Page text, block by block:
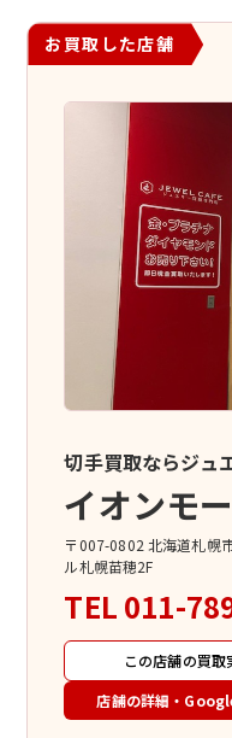
お買取した店舗
切手買取ならジュ
イオンモ
〒007-0802 北海道札幌
ル札幌苗穂2F
TEL 011-
この店舗の買取
店舗の詳細・